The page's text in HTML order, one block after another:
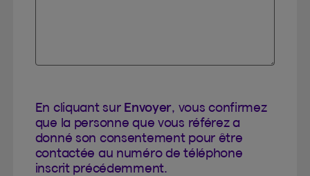
En cliquant sur Envoyer, vous confirmez
que la personne que vous référez a
donné son consentement pour être
contactée au numéro de téléphone
inscrit précédemment.